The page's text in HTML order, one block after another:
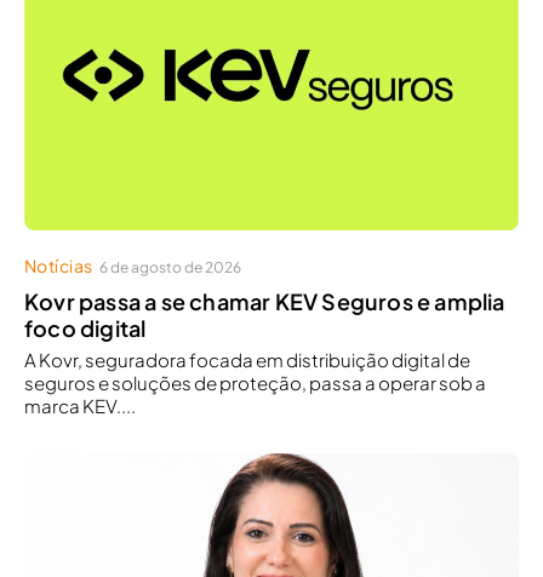
Notícias 6 de agosto de 2026
Kovr passa a se chamar KEV Seguros e amplia
foco digital
A Kovr, seguradora focada em distribuição digital de
seguros e soluções de proteção, passa a operar sob a
marca KEV....